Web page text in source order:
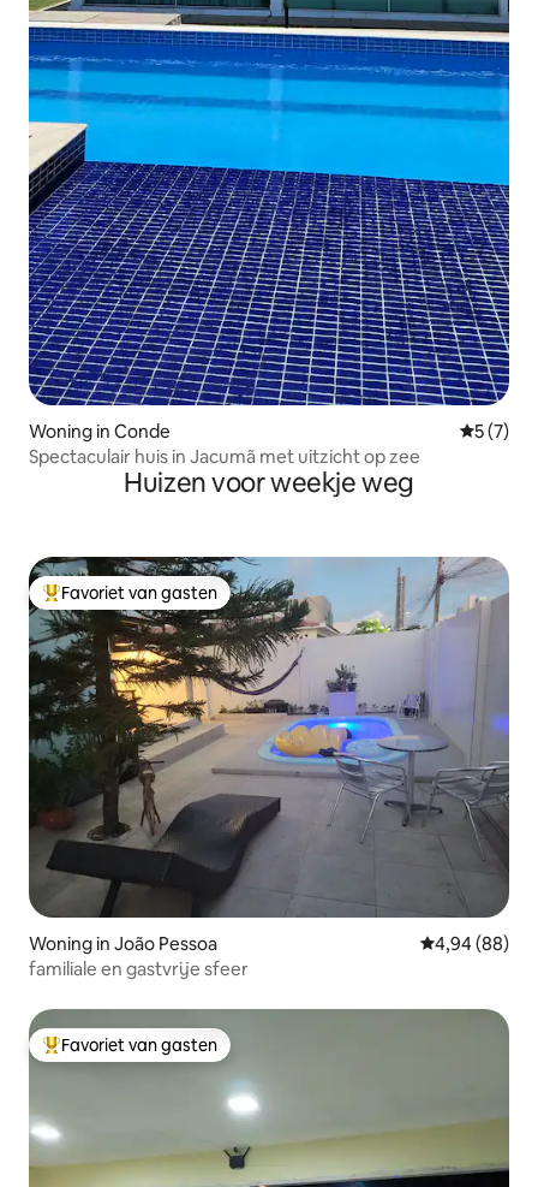
Woning in Conde
5 (7)
Spectaculair huis in Jacumã met uitzicht op zee
Huizen voor weekje weg
Topfavoriet van gasten
Favoriet van gasten
Woning in João Pessoa Gemiddelde
4,94 (88)
familiale en gastvrije sfeer
Topfavoriet van gasten
Favoriet van gasten